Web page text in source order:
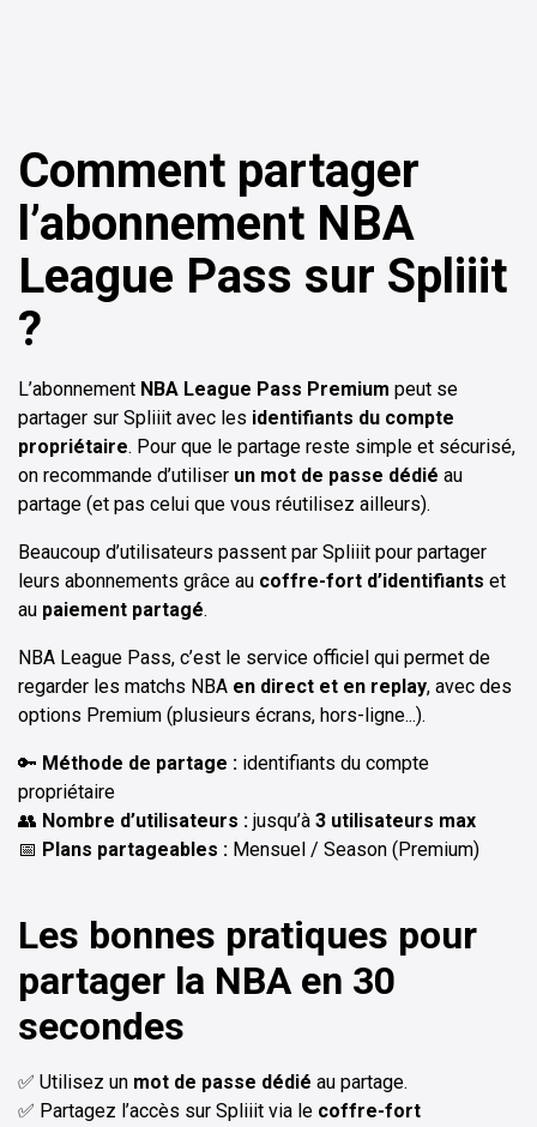
Comment partager
l’abonnement NBA
League Pass sur Spliiit
?
L’abonnement NBA League Pass Premium peut se
partager sur Spliiit avec les identifiants du compte
propriétaire. Pour que le partage reste simple et sécurisé,
on recommande d’utiliser un mot de passe dédié au
partage (et pas celui que vous réutilisez ailleurs).
Beaucoup d’utilisateurs passent par Spliiit pour partager
leurs abonnements grâce au coffre-fort d’identifiants et
au paiement partagé.
NBA League Pass, c’est le service officiel qui permet de
regarder les matchs NBA en direct et en replay, avec des
options Premium (plusieurs écrans, hors-ligne...).
🔑 Méthode de partage : identifiants du compte
propriétaire
👥 Nombre d’utilisateurs : jusqu’à 3 utilisateurs max
📅 Plans partageables : Mensuel / Season (Premium)
Les bonnes pratiques pour
partager la NBA en 30
secondes
✅ Utilisez un mot de passe dédié au partage.
✅ Partagez l’accès sur Spliiit via le coffre-fort